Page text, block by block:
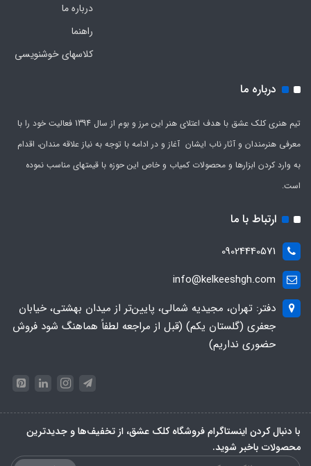
درباره ما
راهنما
کلاسهای خوشنویسی
درباره ما
تیم هنری کلک عشق با هدف اعتلای هنر این مرز و بوم از سال 1394 فعالیت خود را با
معرفی هنرمندان و آثار ناب ایشان آغاز و در ادامه با توجه به نیاز علاقه مندان، اقدام
به وارد کردن ابزارها و محصولات کمیاب و خاص این حوزه با قیمتهای مناسب نموده
است.
ارتباط با ما
09024440571
info@kelkeeshgh.com
دفتر: تهران، مجیدیه شمالی، پایین‌تر از میدان بهشتی، خیابان
جعفری (گلستان یکم) (قبل از مراجعه لطفاً هماهنگ شود فروش
حضوری نداریم)
با دنبال کردن اینستاگرام فروشگاه کلک عشق، از تخفیف‌ها و جدیدترین‌
محصولات باخبر شوید.